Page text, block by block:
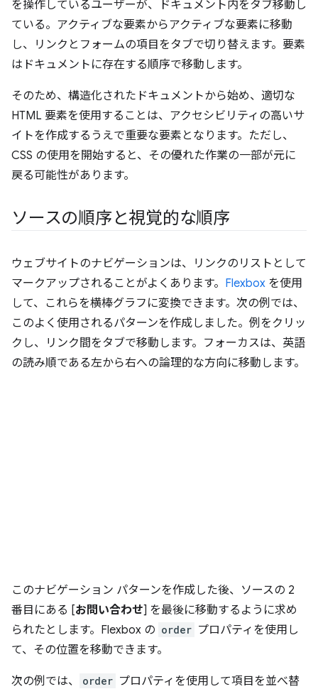
を操作しているユーザーが、ドキュメント内をタブ移動し
ている。アクティブな要素からアクティブな要素に移動
し、リンクとフォームの項目をタブで切り替えます。要素
はドキュメントに存在する順序で移動します。
そのため、構造化されたドキュメントから始め、適切な
HTML 要素を使用することは、アクセシビリティの高いサ
イトを作成するうえで重要な要素となります。ただし、
CSS の使用を開始すると、その優れた作業の一部が元に
戻る可能性があります。
ソースの順序と視覚的な順序
ウェブサイトのナビゲーションは、リンクのリストとして
マークアップされることがよくあります。 Flexbox を使用
して、これらを横棒グラフに変換できます。次の例では、
このよく使用されるパターンを作成しました。例をクリッ
クし、リンク間をタブで移動します。フォーカスは、英語
の読み順である左から右への論理的な方向に移動します。
このナビゲーション パターンを作成した後、ソースの 2
番目にある [お問い合わせ] を最後に移動するように求め
られたとします。Flexbox の order プロパティを使用し
て、その位置を移動できます。
次の例では、 order プロパティを使用して項目を並べ替